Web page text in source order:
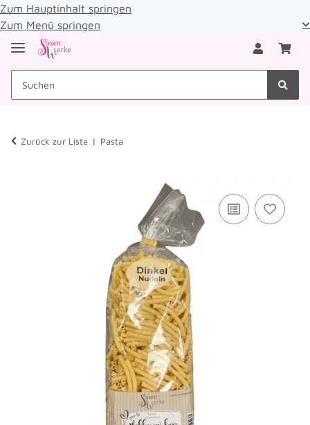
Zum Hauptinhalt springen
Zum Menü springen
Zurück zur Liste Pasta